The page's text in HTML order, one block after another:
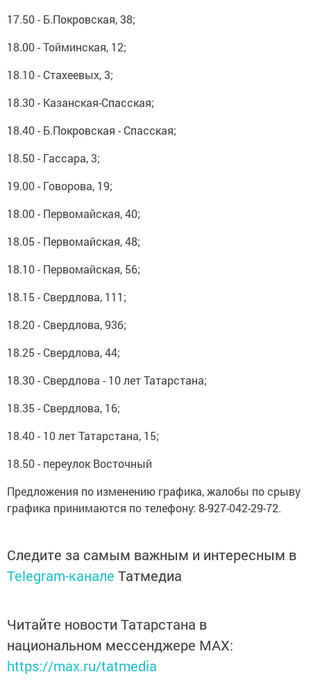
17.50 - Б.Покровская, 38;
18.00 - Тойминская, 12;
18.10 - Стахеевых, 3;
18.30 - Казанская-Спасская;
18.40 - Б.Покровская - Спасская;
18.50 - Гассара, 3;
19.00 - Говорова, 19;
18.00 - Первомайская, 40;
18.05 - Первомайская, 48;
18.10 - Первомайская, 56;
18.15 - Свердлова, 111;
18.20 - Свердлова, 93б;
18.25 - Свердлова, 44;
18.30 - Свердлова - 10 лет Татарстана;
18.35 - Свердлова, 16;
18.40 - 10 лет Татарстана, 15;
18.50 - переулок Восточный
Предложения по изменению графика, жалобы по срыву
графика принимаются по телефону: 8-927-042-29-72.
Следите за самым важным и интересным в
Telegram-канале Татмедиа
Читайте новости Татарстана в
национальном мессенджере MАХ:
https://max.ru/tatmedia